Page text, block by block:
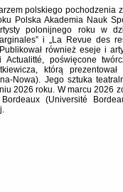
polskiego pochodzenia
Polska Akademia Nauk
polonijnego roku w
i „La Revue des
również eseje i
Actualitté, poświęcone
którą prezentował
Nowa). Jego sztuka
2026 roku. W marcu 2026
(Université